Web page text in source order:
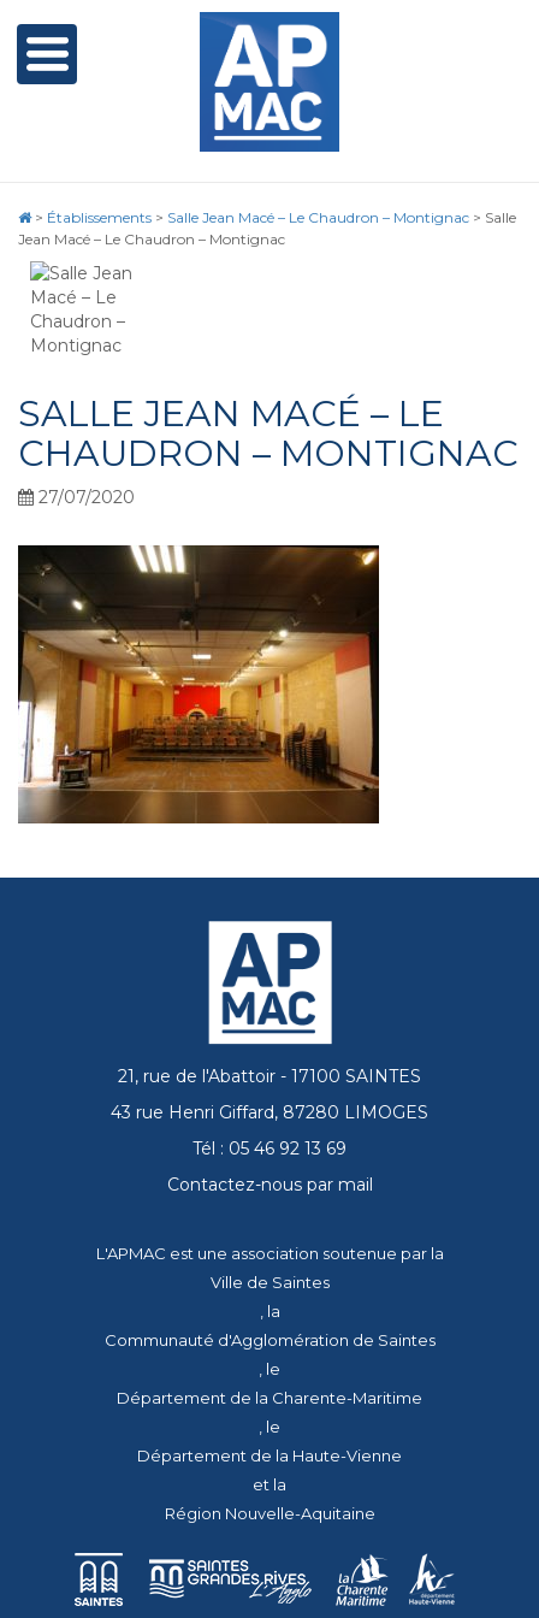
> Établissements > Salle Jean Macé – Le Chaudron – Montignac > Salle
Jean Macé – Le Chaudron – Montignac
SALLE JEAN MACÉ – LE
CHAUDRON – MONTIGNAC
27/07/2020
21, rue de l'Abattoir - 17100 SAINTES
43 rue Henri Giffard, 87280 LIMOGES
Tél : 05 46 92 13 69
Contactez-nous par mail
L'APMAC est une association soutenue par la
Ville de Saintes
, la
Communauté d'Agglomération de Saintes
, le
Département de la Charente-Maritime
, le
Département de la Haute-Vienne
et la
Région Nouvelle-Aquitaine